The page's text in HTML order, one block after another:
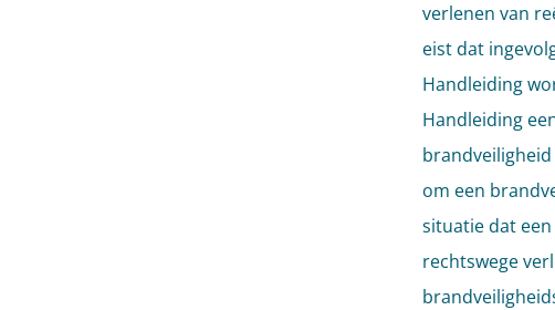
verlenen van
eist dat
Handleiding
Handleiding
om een
situatie dat
rechtswege